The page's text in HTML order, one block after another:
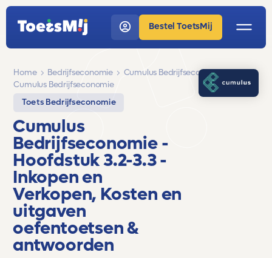
Bestel ToetsMij
Home Bedrijfseconomie
Cumulus Bedrijfseconomie
Cumulus Bedrijfseconomie
Toets Bedrijfseconomie
Cumulus
Bedrijfseconomie-
Hoofdstuk 3.2-3.3 -
Inkopen en
Verkopen, Kosten en
uitgaven
oefentoetsen &
antwoorden